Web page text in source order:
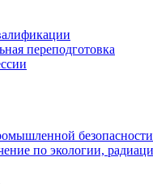
переподготовка